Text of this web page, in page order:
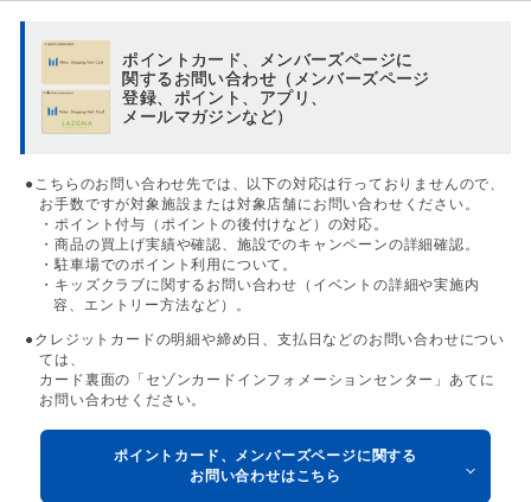
ポイントカード、メンバーズページに
関するお問い合わせ （メンバーズページ
登録、ポイント、アプリ、
メールマガジンなど）
●こちらのお問い合わせ先では、以下の対応は行っておりませんので、
お手数ですが対象施設または対象店舗にお問い合わせください。
・ポイント付与（ポイントの後付けなど）の対応。
・商品の買上げ実績や確認、施設でのキャンペーンの詳細確認。
・駐車場でのポイント利用について。
・キッズクラブに関するお問い合わせ（イベントの詳細や実施内
容、エントリー方法など）。
●クレジットカードの明細や締め日、支払日などのお問い合わせについ
ては、
カード裏面の「セゾンカードインフォメーションセンター」あてに
お問い合わせください。
ポイントカード、メンバーズページに関する
お問い合わせはこちら